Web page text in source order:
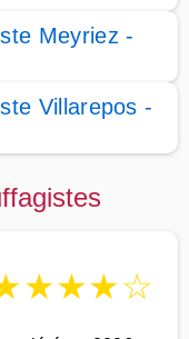
Meyriez -
Villarepos -
★★★☆